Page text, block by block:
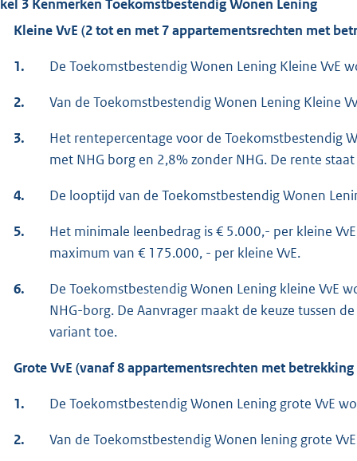
3 Kenmerken Toekomstbestendig Wonen Lening
Kleine VvE (2 tot en met 7 appartementsrechten met
1. De Toekomstbestendig Wonen Lening Kleine
2. Van de Toekomstbestendig Wonen Lening Kleine
3.
Het rentepercentage voor de Toekomstbestendig
met NHG borg en 2,8% zonder NHG. De rente
4. De looptijd van de Toekomstbestendig Wonen
5.
Het minimale leenbedrag is € 5.000,- per kleine
maximum van € 175.000, - per kleine VvE.
6.
De Toekomstbestendig Wonen Lening kleine VvE
NHG-borg. De Aanvrager maakt de keuze tussen
variant toe.
Grote VvE (vanaf 8 appartementsrechten met
1. De Toekomstbestendig Wonen Lening grote VvE
2. Van de Toekomstbestendig Wonen lening grote